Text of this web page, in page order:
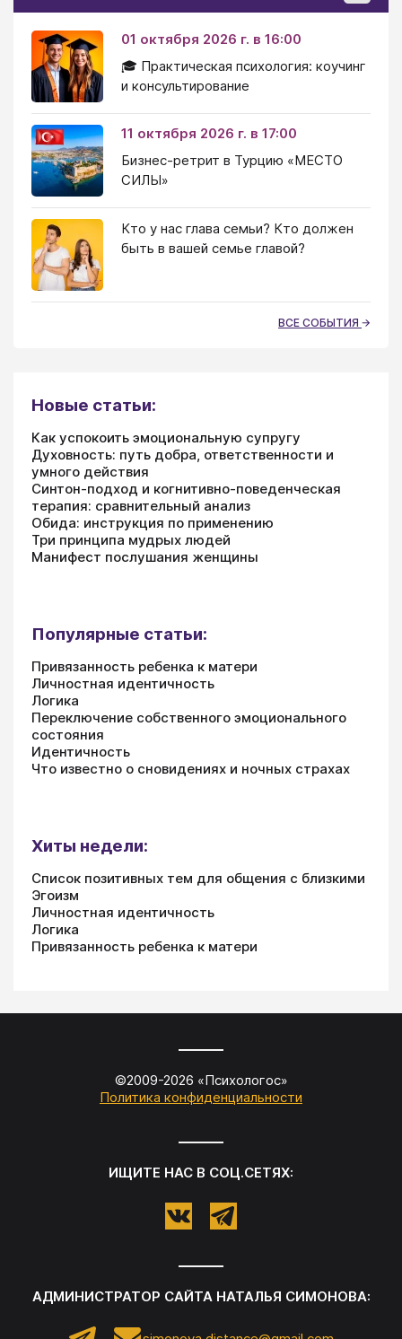
01 октября 2026 г. в 16:00
🎓 Практическая психология: коучинг
и консультирование
11 октября 2026 г. в 17:00
Бизнес-ретрит в Турцию «МЕСТО
СИЛЫ»
Кто у нас глава семьи? Кто должен
быть в вашей семье главой?
ВСЕ СОБЫТИЯ
Новые статьи:
Как успокоить эмоциональную супругу
Духовность: путь добра, ответственности и
умного действия
Синтон-подход и когнитивно-поведенческая
терапия: сравнительный анализ
Обида: инструкция по применению
Три принципа мудрых людей
Манифест послушания женщины
Популярные статьи:
Привязанность ребенка к матери
Личностная идентичность
Логика
Переключение собственного эмоционального
состояния
Идентичность
Что известно о сновидениях и ночных страхах
Хиты недели:
Список позитивных тем для общения с близкими
Эгоизм
Личностная идентичность
Логика
Привязанность ребенка к матери
©2009-2026 «Психологос»
Политика конфиденциальности
ИЩИТЕ НАС В СОЦ.СЕТЯХ:
АДМИНИСТРАТОР САЙТА НАТАЛЬЯ СИМОНОВА: